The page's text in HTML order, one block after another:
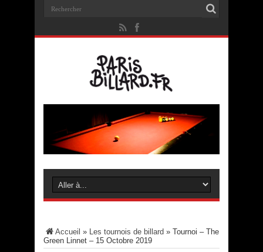
Accueil » Les tournois de billard » Tournoi – The
Green Linnet – 15 Octobre 2019